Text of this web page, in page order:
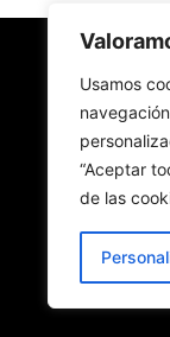
Usamos
“Aceptar
de las